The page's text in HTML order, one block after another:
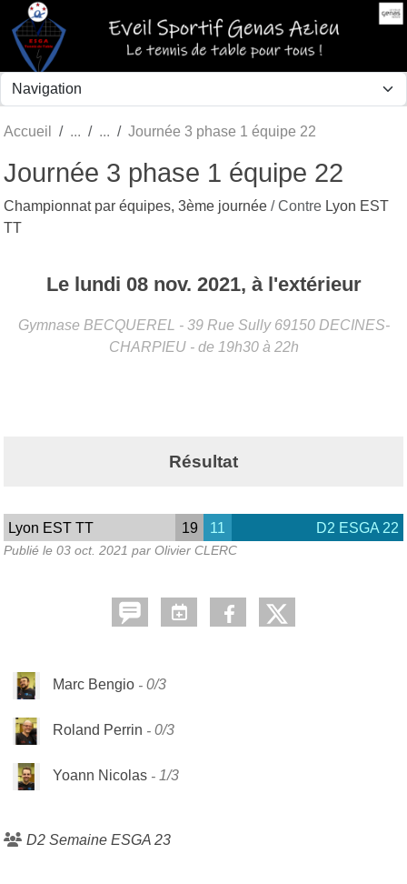
Accueil Journée 3 phase 1 équipe 22
Journée 3 phase 1 équipe 22
Championnat par équipes, 3ème journée / Contre Lyon EST
TT
Le lundi 08 nov. 2021, à l'extérieur
Gymnase BECQUEREL - 39 Rue Sully 69150 DECINES-
CHARPIEU - de 19h30 à 22h
Résultat
Lyon EST TT 19 11 D2 ESGA 22
Publié le 03 oct. 2021 par Olivier CLERC
Marc Bengio 0/3
Roland Perrin 0/3
Yoann Nicolas 1/3
D2 Semaine ESGA 23
Panneau de gestion des cookies